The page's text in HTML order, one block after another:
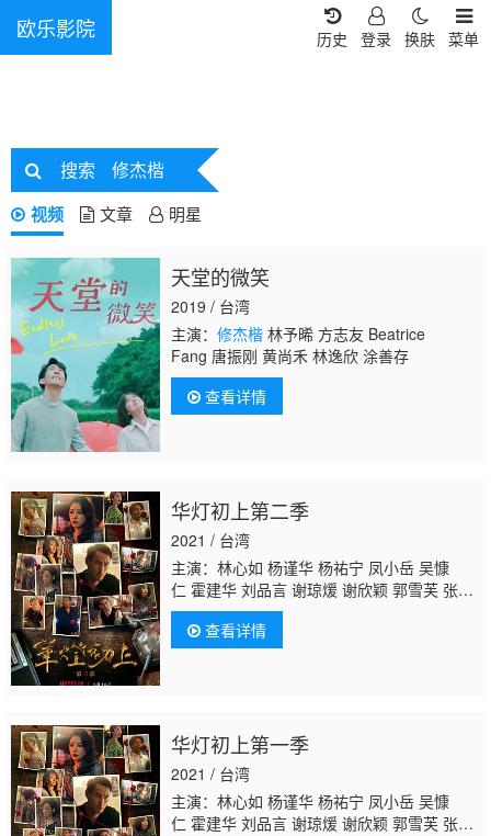
欧乐影院 菜单
换肤
登录
历史
搜索 修杰楷
视频 文章 明星
天堂的微笑
2019 / 台湾
主演： 修杰楷林予晞 方志友 Beatrice
Fang 唐振刚 黄尚禾 林逸欣 涂善存
查看详情
华灯初上第二季
2021 / 台湾
主演：林心如 杨谨华 杨祐宁 凤小岳 吴慷
仁 霍建华 刘品言 谢琼煖 谢欣颖 郭雪芙 张轩
睿 江宜蓉 章广辰 郑元畅 刘敬 王柏杰
林柏宏 王净 曾敬骅 张睿家 胡玮杰 谢雨
芝 屈中恒 应采灵 王静莹 伊正 黄柔闽 朱宥
查看详情
华灯初上第一季
2021 / 台湾
主演：林心如 杨谨华 杨祐宁 凤小岳 吴慷
仁 霍建华 刘品言 谢琼煖 谢欣颖 郭雪芙 张轩